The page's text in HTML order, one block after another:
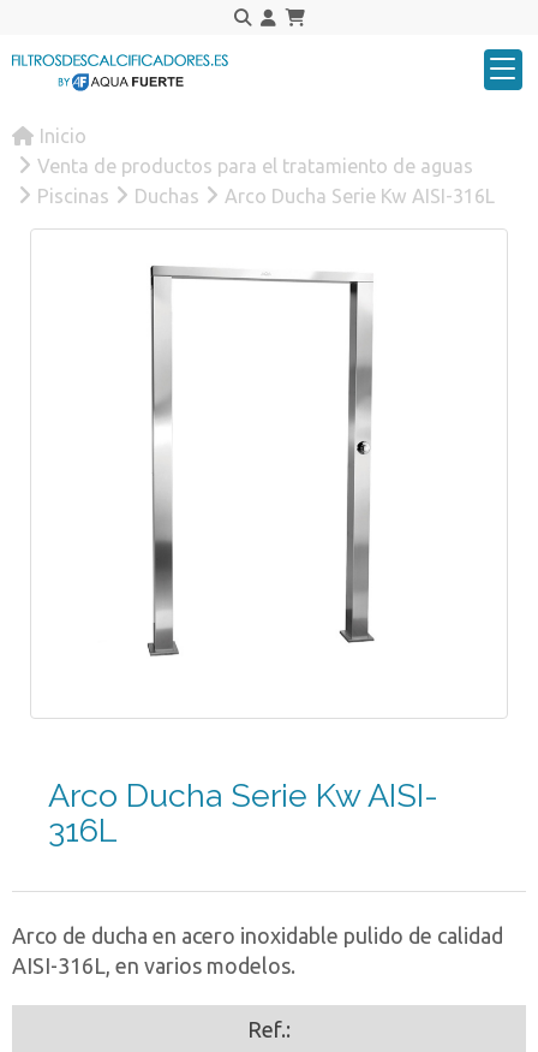
Inicio
Venta de productos para el tratamiento de aguas
Piscinas
Duchas Arco Ducha Serie Kw AISI-316L
Arco Ducha Serie Kw AISI-
316L
Arco de ducha en acero inoxidable pulido de calidad
AISI-316L, en varios modelos.
Ref.: